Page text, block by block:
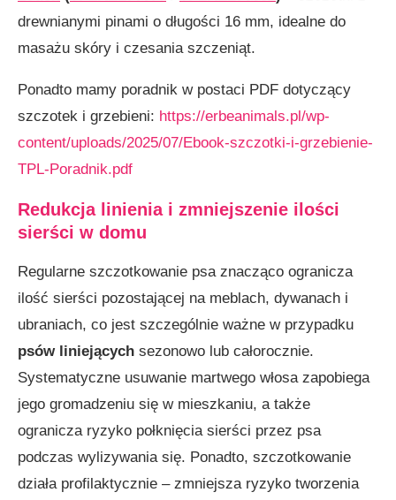
drewnianymi pinami o długości 16 mm, idealne do
masażu skóry i czesania szczeniąt.
Ponadto mamy poradnik w postaci PDF dotyczący
szczotek i grzebieni: https://erbeanimals.pl/wp-
content/uploads/2025/07/Ebook-szczotki-i-grzebienie-
TPL-Poradnik.pdf
Redukcja linienia i zmniejszenie ilości
sierści w domu
Regularne szczotkowanie psa znacząco ogranicza
ilość sierści pozostającej na meblach, dywanach i
ubraniach, co jest szczególnie ważne w przypadku
psów liniejących sezonowo lub całorocznie.
Systematyczne usuwanie martwego włosa zapobiega
jego gromadzeniu się w mieszkaniu, a także
ogranicza ryzyko połknięcia sierści przez psa
podczas wylizywania się. Ponadto, szczotkowanie
działa profilaktycznie – zmniejsza ryzyko tworzenia